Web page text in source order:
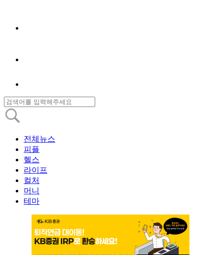
전체뉴스
피플
헬스
라이프
컬처
머니
테마